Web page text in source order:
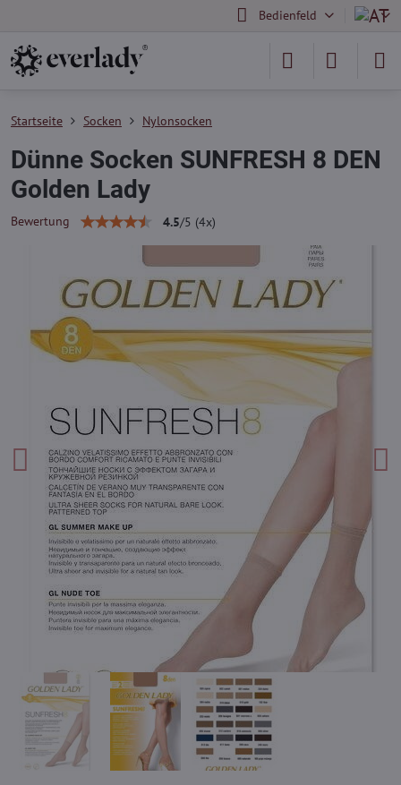
Bedienfeld
Startseite Socken Nylonsocken
Dünne Socken SUNFRESH 8 DEN
Golden Lady
Bewertung 4.5/5 (4x)